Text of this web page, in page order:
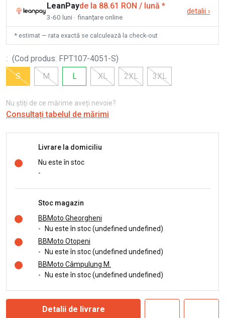
LeanPayde la 88.61 RON / lună *
3-60 luni · finanțare online
detalii ›
* estimat — rata exactă se calculează la check-out
: (Cod produs: FPT107-4051-S)
S
M L XL 2XL 3XL
Nu știți de ce mărime aveți nevoie?
Consultați tabelul de mărimi
Livrare la domiciliu
Nu este în stoc
-
Stoc magazin
BBMoto Gheorgheni
-
Nu este în stoc (undefined undefined)
BBMoto Otopeni
-
Nu este în stoc (undefined undefined)
BBMoto Câmpulung M.
-
Nu este în stoc (undefined undefined)
Detalii de livrare